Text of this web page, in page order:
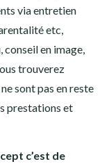
via entretien
etc,
en image,
trouverez
sont pas en reste
prestations et
c’est de